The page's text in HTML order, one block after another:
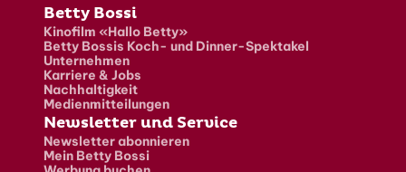
Fusszeile
Betty Bossi
Kinofilm «Hallo Betty»
Betty Bossis Koch- und Dinner-Spektakel
Unternehmen
Karriere & Jobs
Nachhaltigkeit
Medienmitteilungen
Newsletter und Service
Newsletter abonnieren
Mein Betty Bossi